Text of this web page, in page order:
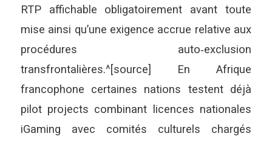
RTP affichable obligatoirement avant toute
mise ainsi qu’une exigence accrue relative aux
procédures auto‑exclusion
transfrontalières.^[source] En Afrique
francophone certaines nations testent déjà
pilot projects combinant licences nationales
iGaming avec comités culturels chargés